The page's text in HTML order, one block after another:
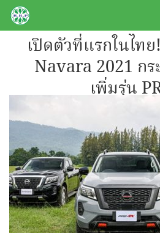
SkipBRPAUTO.COM
เปิดตัวที่แรกในไท
Navara 2021 ก
เพิ่มรุ่น